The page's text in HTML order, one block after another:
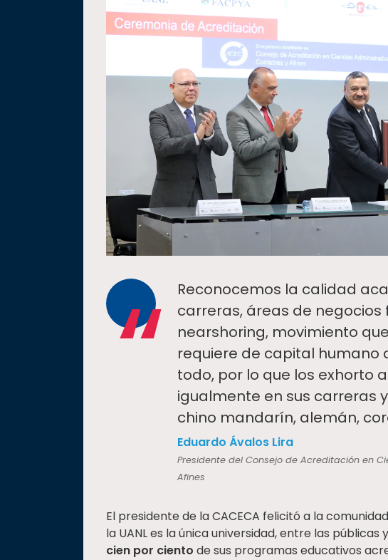
“
Reconocemos la calidad
carreras, áreas de
nearshoring, movimiento
requiere de capital humano
todo, por lo que los exhorto
igualmente en sus carreras
chino mandarín, alemán,
Eduardo Ávalos Lira
Presidente del Consejo de Acreditación en
Afines
El presidente de la CACECA felicitó a la
la UANL es la única universidad, entre las
cien por ciento de sus programas educativos